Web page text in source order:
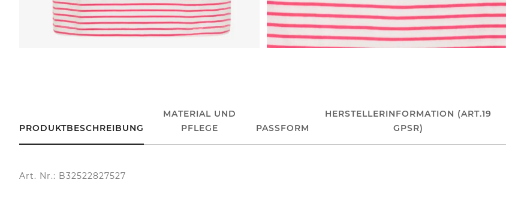
PRODUKTBESCHREIBUNG
MATERIAL UND
PFLEGE
PASSFORM
HERSTELLERINFORMATION (ART.19
GPSR)
Art. Nr.: B32522827527